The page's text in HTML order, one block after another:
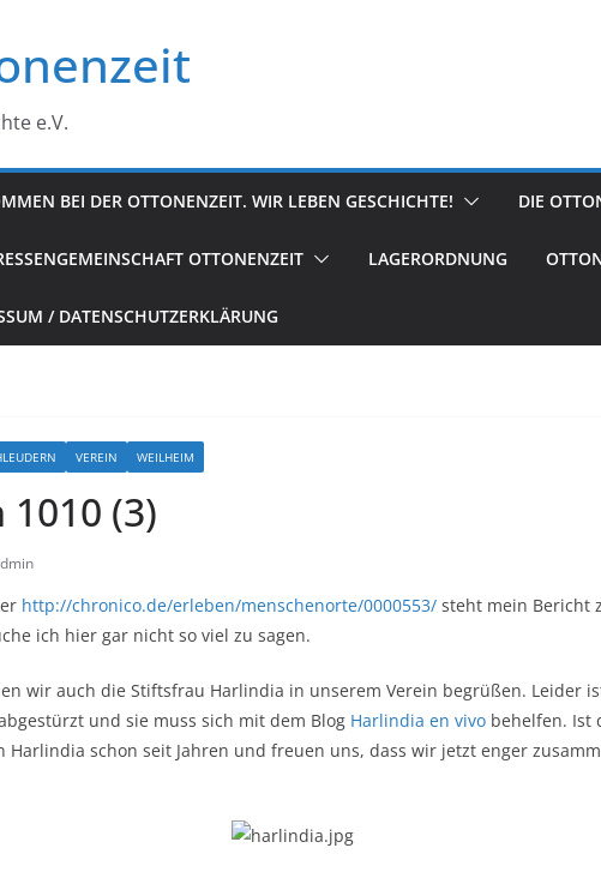
e.V.
BEI DER OTTONENZEIT. WIR LEBEN GESCHICHTE! DIE
OTTONENZEIT LAGERORDNUNG
/ DATENSCHUTZERKLÄRUNG
VEREIN WEILHEIM
(3)
http://chronico.de/erleben/menschenorte/0000553/ steht mein Bericht
ich hier gar nicht so viel zu sagen.
wir auch die Stiftsfrau Harlindia in unserem Verein begrüßen. Leider
und sie muss sich mit dem Blog Harlindia en vivo behelfen. Ist
Harlindia schon seit Jahren und freuen uns, dass wir jetzt enger